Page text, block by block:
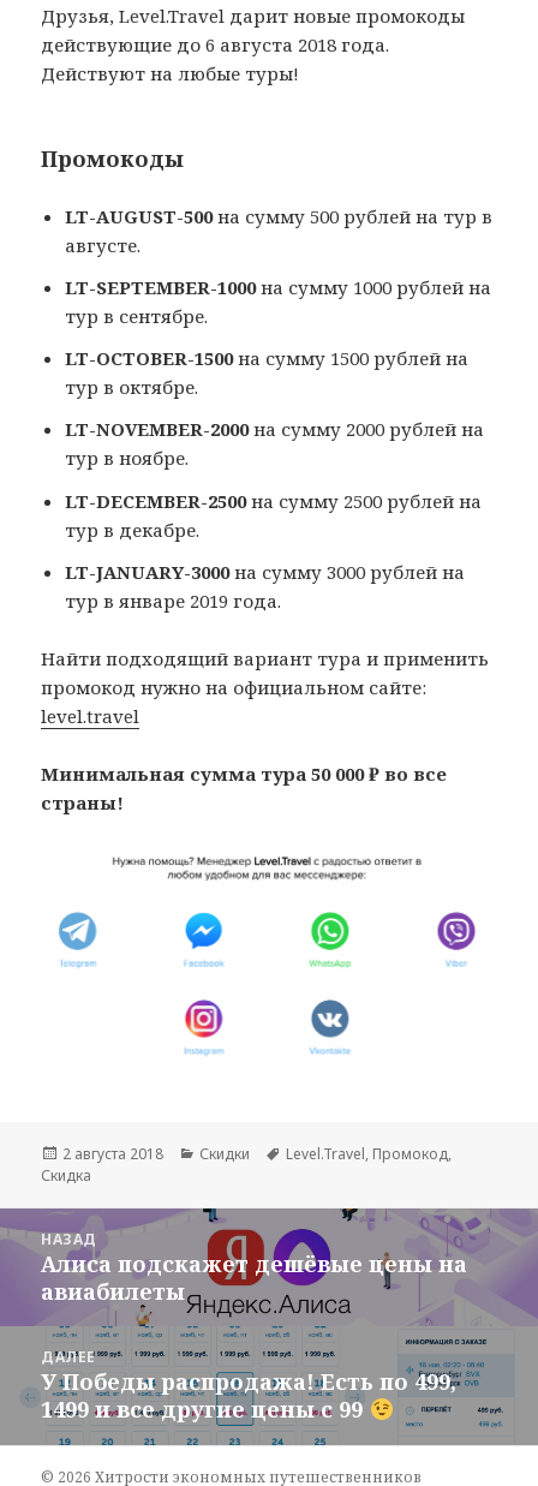
Друзья, Level.Travel дарит новые промокоды
действующие до 6 августа 2018 года.
Действуют на любые туры!
Промокоды
LT-AUGUST-500на сумму 500 рублей на тур в
августе.
LT-SEPTEMBER-1000на сумму 1000 рублей на
тур в сентябре.
LT-OCTOBER-1500на сумму 1500 рублей на
тур в октябре.
LT-NOVEMBER-2000на сумму 2000 рублей на
тур в ноябре.
LT-DECEMBER-2500на сумму 2500 рублей на
тур в декабре.
LT-JANUARY-3000на сумму 3000 рублей на
тур в январе 2019 года.
Найти подходящий вариант тура и применить
промокод нужно на официальном сайте:
level.travel
Минимальная сумма тура 50 000 ₽ во все
страны!
Опубликовано
2 августа 2018 Рубрики
Скидки Метки
Level.Travel, Промокод,
Скидка
Навигация
по
записям
НАЗАД
Предыдущая
запись:
Алиса подскажет дешёвые цены на
авиабилеты
ДАЛЕЕ
Следующая
запись:
У Победы распродажа! Есть по 499,
1499 и все другие цены с 99
© 2026 Хитрости экономных путешественников